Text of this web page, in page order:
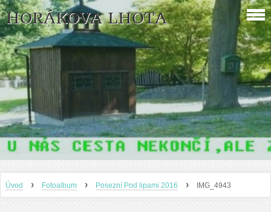
HORÁKOVA LHOTA
Úvod › Fotoalbum › Posezní Pod lipami 2016 › IMG_4943